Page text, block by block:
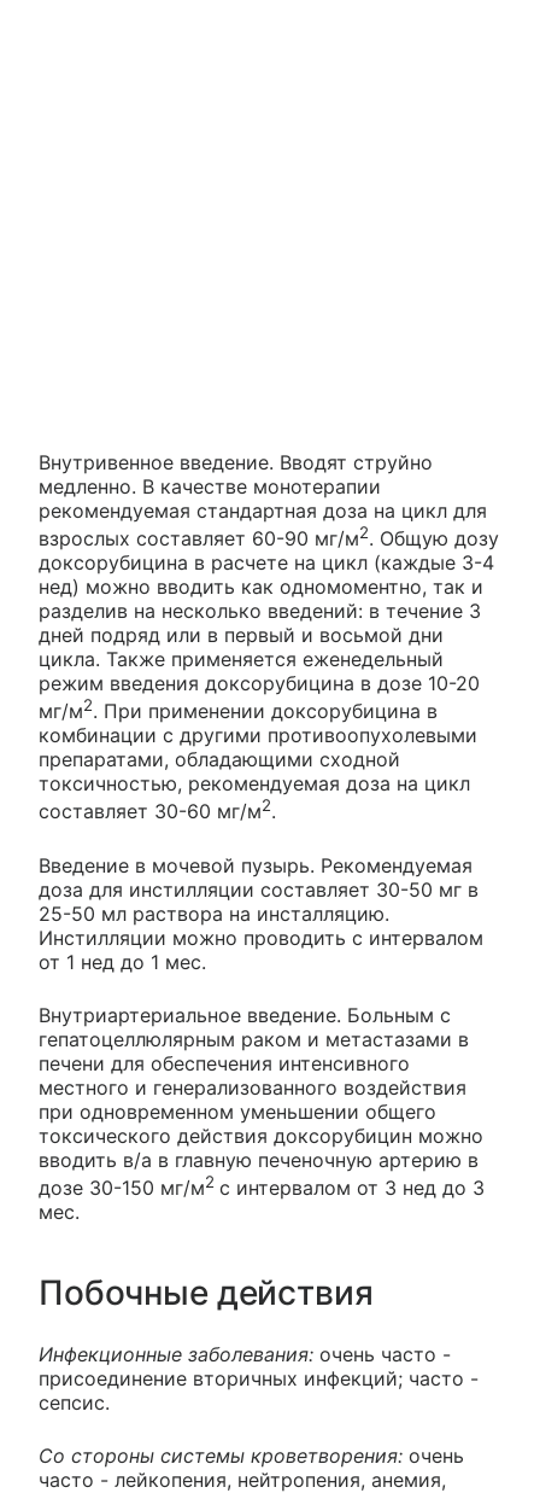
Внутривенное введение. Вводят струйно
медленно. В качестве монотерапии
рекомендуемая стандартная доза на цикл для
взрослых составляет 60-90 мг/м2. Общую дозу
доксорубицина в расчете на цикл (каждые 3-4
нед) можно вводить как одномоментно, так и
разделив на несколько введений: в течение 3
дней подряд или в первый и восьмой дни
цикла. Также применяется еженедельный
режим введения доксорубицина в дозе 10-20
мг/м2. При применении доксорубицина в
комбинации с другими противоопухолевыми
препаратами, обладающими сходной
токсичностью, рекомендуемая доза на цикл
составляет 30-60 мг/м2.
Введение в мочевой пузырь. Рекомендуемая
доза для инстилляции составляет 30-50 мг в
25-50 мл раствора на инсталляцию.
Инстилляции можно проводить с интервалом
от 1 нед до 1 мес.
Внутриартериальное введение. Больным с
гепатоцеллюлярным раком и метастазами в
печени для обеспечения интенсивного
местного и генерализованного воздействия
при одновременном уменьшении общего
токсического действия доксорубицин можно
вводить в/а в главную печеночную артерию в
дозе 30-150 мг/м2 с интервалом от 3 нед до 3
мес.
Побочные действия
Инфекционные заболевания: очень часто -
присоединение вторичных инфекций; часто -
сепсис.
Со стороны системы кроветворения: очень
часто - лейкопения, нейтропения, анемия,